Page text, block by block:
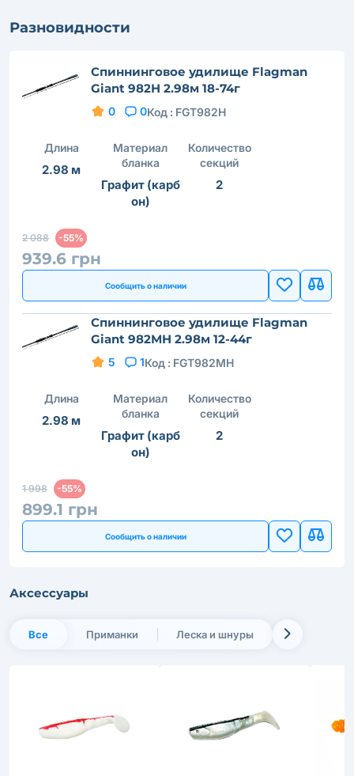
Разновидности
Спиннинговое удилище Flagman
Giant 982H 2.98м 18-74г
0 0Код : FGT982H
Длина
2.98 м
Материал
бланка
Графит (карб
он)
Количество
секций
2
2 088 -55%
939.6 грн
Сообщить о наличии
Спиннинговое удилище Flagman
Giant 982MH 2.98м 12-44г
5 1Код : FGT982MH
Длина
2.98 м
Материал
бланка
Графит (карб
он)
Количество
секций
2
1 998 -55%
899.1 грн
Сообщить о наличии
Аксессуары
Все Приманки Леска и шнуры